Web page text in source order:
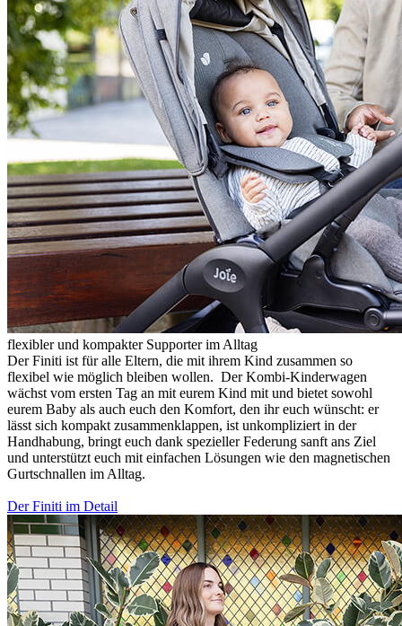
flexibler und kompakter Supporter im Alltag
Der Finiti ist für alle Eltern, die mit ihrem Kind zusammen so
flexibel wie möglich bleiben wollen. Der Kombi-Kinderwagen
wächst vom ersten Tag an mit eurem Kind mit und bietet sowohl
eurem Baby als auch euch den Komfort, den ihr euch wünscht: er
lässt sich kompakt zusammenklappen, ist unkompliziert in der
Handhabung, bringt euch dank spezieller Federung sanft ans Ziel
und unterstützt euch mit einfachen Lösungen wie den magnetischen
Gurtschnallen im Alltag.
Der Finiti im Detail